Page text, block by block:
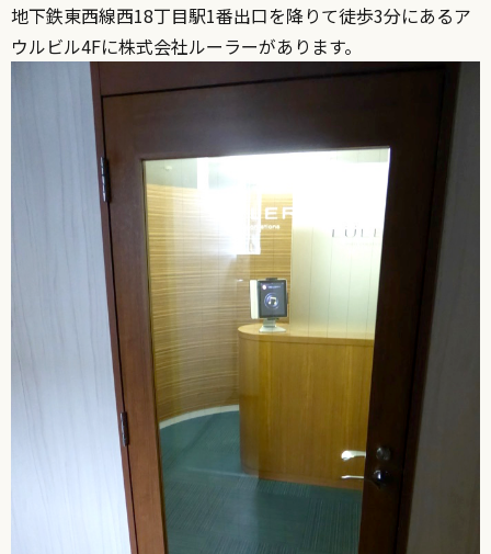
地下鉄東西線西18丁目駅1番出口を降りて徒歩3分にあるア
ウルビル4Fに株式会社ルーラーがあります。